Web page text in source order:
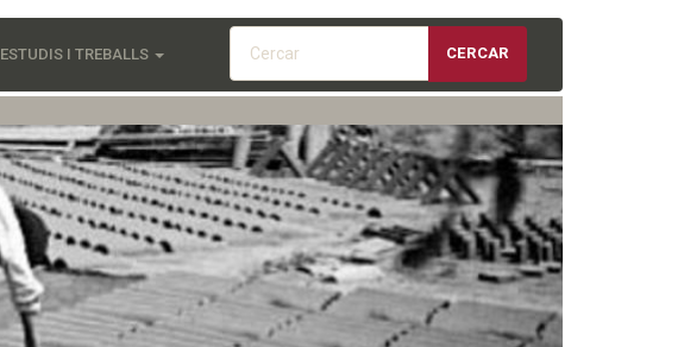
ESTUDIS I TREBALLS CERCAR